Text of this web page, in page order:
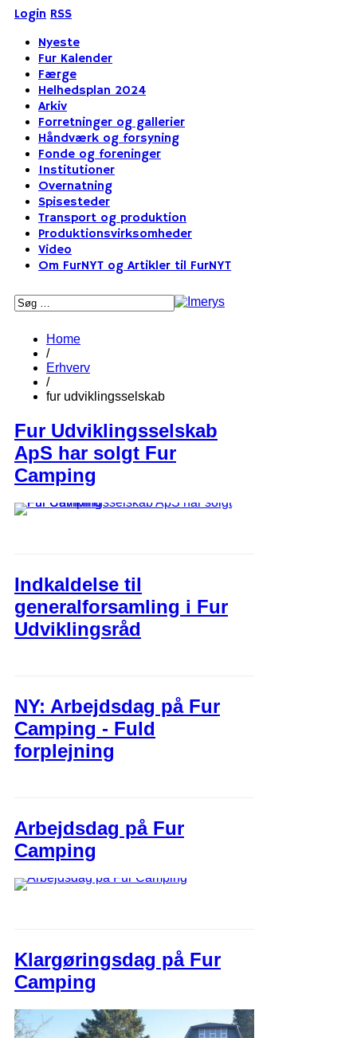
Login RSS
Nyeste
Fur Kalender
Færge
Helhedsplan 2024
Arkiv
Forretninger og gallerier
Håndværk og forsyning
Fonde og foreninger
Institutioner
Overnatning
Spisesteder
Transport og produktion
Produktionsvirksomheder
Video
Om FurNYT og Artikler til FurNYT
Home
/
Erhverv
/
fur udviklingsselskab
Fur Udviklingsselskab
ApS har solgt Fur
Camping
Indkaldelse til
generalforsamling i Fur
Udviklingsråd
NY: Arbejdsdag på Fur
Camping - Fuld
forplejning
Arbejdsdag på Fur
Camping
Klargøringsdag på Fur
Camping